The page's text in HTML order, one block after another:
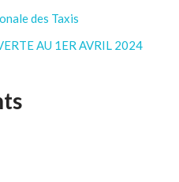
des Taxis
AU 1ER AVRIL 2024